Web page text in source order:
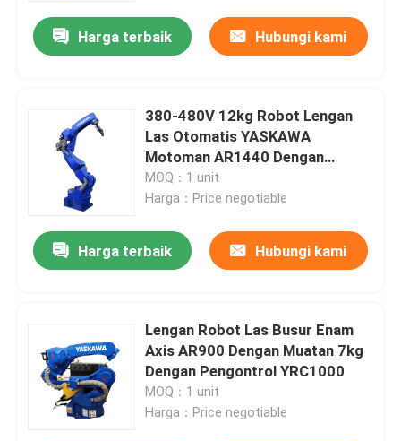
Harga terbaik Hubungi kami
380-480V 12kg Robot Lengan
Las Otomatis YASKAWA
Motoman AR1440 Dengan
Tukang Las RD350S
MOQ：1 unit
Harga：Price negotiable
Harga terbaik Hubungi kami
Lengan Robot Las Busur Enam
Axis AR900 Dengan Muatan 7kg
Dengan Pengontrol YRC1000
MOQ：1 unit
Harga：Price negotiable